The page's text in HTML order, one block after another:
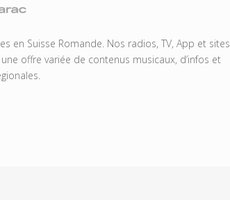
en Suisse Romande. Nos radios, TV, App et sites
offre variée de contenus musicaux, d’infos et